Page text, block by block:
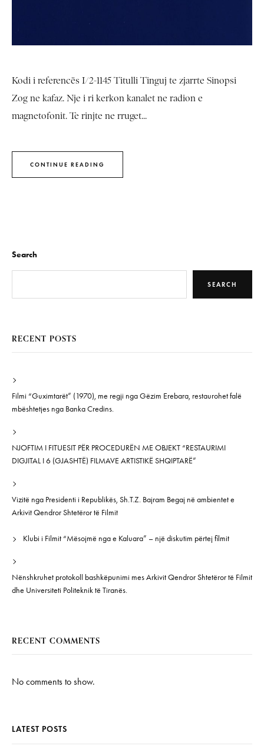
Kodi i referencës I/2-1145 Titulli Tinguj te zjarrte Sinopsi
Zog ne kafaz. Nje i ri kerkon kanalet ne radion e
magnetofonit. Te rinjte ne rruget...
CONTINUE READING
Search
SEARCH
RECENT POSTS
Filmi “Guximtarët” (1970), me regji nga Gëzim Erebara, restaurohet falë
mbështetjes nga Banka Credins.
NJOFTIM I FITUESIT PËR PROCEDURËN ME OBJEKT “RESTAURIMI
DIGJITAL I 6 (GJASHTË) FILMAVE ARTISTIKË SHQIPTARË”
Vizitë nga Presidenti i Republikës, Sh.T.Z. Bajram Begaj në ambientet e
Arkivit Qendror Shtetëror të Filmit
Klubi i Filmit “Mësojmë nga e Kaluara” – një diskutim përtej filmit
Nënshkruhet protokoll bashkëpunimi mes Arkivit Qendror Shtetëror të Filmit
dhe Universiteti Politeknik të Tiranës.
RECENT COMMENTS
No comments to show.
LATEST POSTS